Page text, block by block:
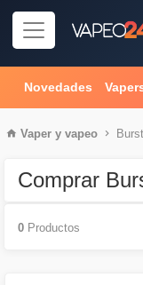
Novedades
Vaper y vapeo
Comprar
0 Productos